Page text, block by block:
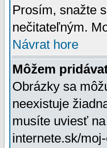
Prosím, snažte
nečitateľným.
Návrat hore
Môžem
Obrázky sa
neexistuje
musíte uviesť
internete.sk/